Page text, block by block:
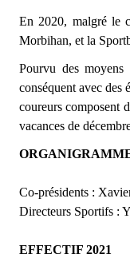
En 2020, malgré le
Morbihan, et la
Pourvu des
conséquent avec des
coureurs composent
vacances de
Co-présidents :
Directeurs Sportifs :
EFFECTIF 2021